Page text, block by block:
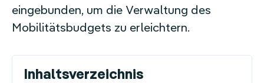
eingebunden, um die Verwaltung des
Mobilitätsbudgets zu erleichtern.
Inhaltsverzeichnis